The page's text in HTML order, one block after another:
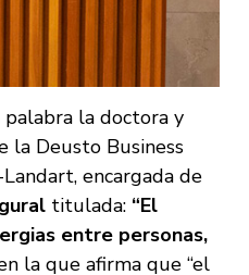
la doctora y
la Deusto Business
encargada de
titulada: “El
entre personas,
la que afirma que “el